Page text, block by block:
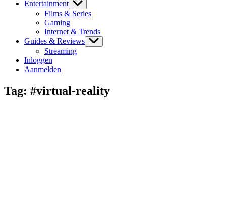
Entertainment
Films & Series
Gaming
Internet & Trends
Guides & Reviews
Streaming
Inloggen
Aanmelden
Tag: #virtual-reality